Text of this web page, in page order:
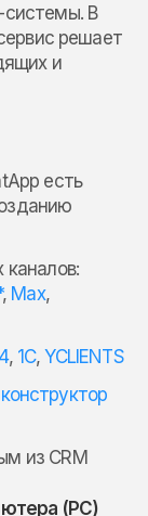
В
решает
и
есть
каналов:
, Max,
, 1С,YCLIENTS
конструктор
из CRM
(PC)